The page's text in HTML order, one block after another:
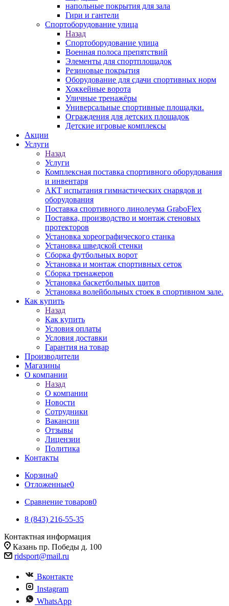
напольные покрытия для зала
Гири и гантели
Спортоборудование улица
Назад
Спортоборудование улица
Военная полоса препятствий
Элементы для спортплощадок
Резиновые покрытия
Оборудование для сдачи спортивных норм
Хоккейные ворота
Уличные тренажёры
Универсальные спортивные площадки.
Ограждения для детских площадок
Детские игровые комплексы
Акции
Услуги
Назад
Услуги
Комплексная поставка спортивного оборудования
и инвентаря
АКТ испытания гимнастических снарядов и
оборудования
Поставка спортивного линолеума GraboFlex
Поставка, производство и монтаж стеновых
протекторов
Установка хореографического станка
Установка шведской стенки
Сборка футбольных ворот
Установка и монтаж спортивных сеток
Сборка тренажеров
Установка баскетбольных щитов
Установка волейбольных стоек в спортивном зале.
Как купить
Назад
Как купить
Условия оплаты
Условия доставки
Гарантия на товар
Производители
Магазины
О компании
Назад
О компании
Новости
Сотрудники
Вакансии
Отзывы
Лицензии
Политика
Контакты
Корзина0
Отложенные0
Сравнение товаров0
8 (843) 216-55-35
Контактная информация
Казань пр. Победы д. 100
ridsport@mail.ru
Вконтакте
Instagram
WhatsApp